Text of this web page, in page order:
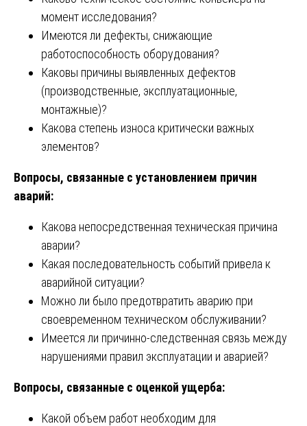
момент исследования?
Имеются ли дефекты, снижающие
работоспособность оборудования?
Каковы причины выявленных дефектов
(производственные, эксплуатационные,
монтажные)?
Какова степень износа критически важных
элементов?
Вопросы, связанные с установлением причин
аварий:
Какова непосредственная техническая причина
аварии?
Какая последовательность событий привела к
аварийной ситуации?
Можно ли было предотвратить аварию при
своевременном техническом обслуживании?
Имеется ли причинно-следственная связь между
нарушениями правил эксплуатации и аварией?
Вопросы, связанные с оценкой ущерба:
Какой объем работ необходим для